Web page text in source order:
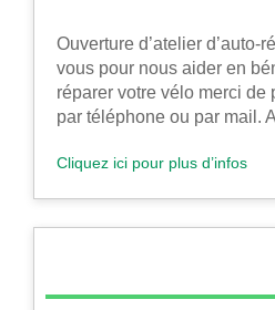
Ouverture d’atelier d’auto-
vous pour nous aider en
réparer votre vélo merci de
par téléphone ou par mail.
Cliquez ici pour plus d’infos